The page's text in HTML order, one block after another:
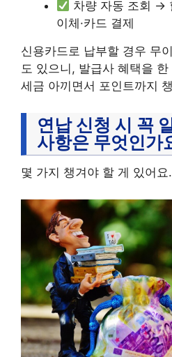
차량 자동 조회 →
이체·카드 결제
신용카드로 납부할 경우 무
도 있으니, 발급사 혜택을
세금 아끼면서 포인트까지
연납 신청 시 꼭
사항은 무엇인가
몇 가지 챙겨야 할 게 있어요.